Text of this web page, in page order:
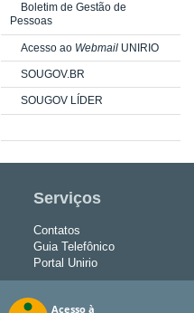
Boletim de Gestão de
Pessoas
Acesso ao Webmail UNIRIO
SOUGOV.BR
SOUGOV LÍDER
Serviços
Contatos
Guia Telefônico
Portal Unirio